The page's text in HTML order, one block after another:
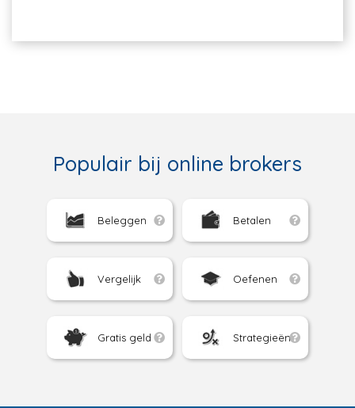
Populair bij online brokers
Beleggen Betalen
Vergelijk Oefenen
Gratis geld Strategieën